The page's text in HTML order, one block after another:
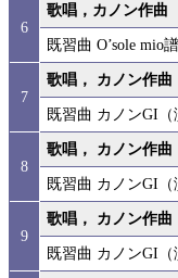
6
歌唱，カノン作曲
既習曲 O’sole mio
7
歌唱， カノン作曲
既習曲 カノンGI（
8
歌唱， カノン作曲
既習曲 カノンGI（
9
歌唱， カノン作曲
既習曲 カノンGI（